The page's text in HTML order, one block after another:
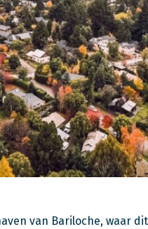
van Bariloche, waar